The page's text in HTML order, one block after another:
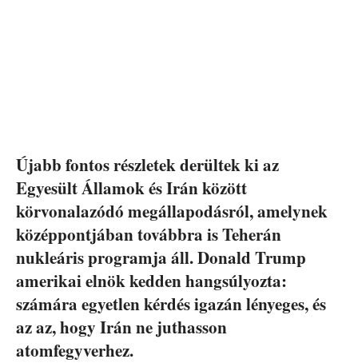
Újabb fontos részletek derültek ki az
Egyesült Államok és Irán között
körvonalazódó megállapodásról, amelynek
középpontjában továbbra is Teherán
nukleáris programja áll. Donald Trump
amerikai elnök kedden hangsúlyozta:
számára egyetlen kérdés igazán lényeges, és
az az, hogy Irán ne juthasson
atomfegyverhez.